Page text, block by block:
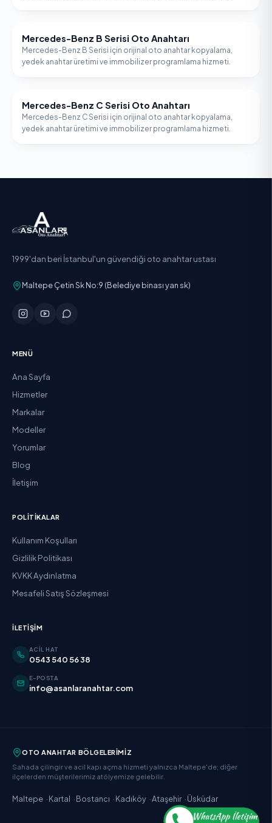
MERCEDES-BENZ
Mercedes-Benz B Serisi Oto Anahtarı
Mercedes-Benz B Serisi için orijinal oto anahtar kopyalama,
yedek anahtar üretimi ve immobilizer programlama hizmeti.
MERCEDES-BENZ
Mercedes-Benz C Serisi Oto Anahtarı
Mercedes-Benz C Serisi için orijinal oto anahtar kopyalama,
yedek anahtar üretimi ve immobilizer programlama hizmeti.
1999'dan beri İstanbul'un güvendiği oto anahtar ustası
Maltepe Çetin Sk No:9 (Belediye binası yan sk)
MENÜ
Ana Sayfa
Hizmetler
Markalar
Modeller
Yorumlar
Blog
İletişim
POLITIKALAR
Kullanım Koşulları
Gizlilik Politikası
KVKK Aydınlatma
Mesafeli Satış Sözleşmesi
İLETIŞIM
ACIL HAT
0543 540 56 38
E-POSTA
info@asanlaranahtar.com
OTO ANAHTAR BÖLGELERIMIZ
Sahada çilingir ve acil kapı açma hizmeti yalnızca Maltepe'de; diğer
ilçelerden müşterilerimiz atölyemize gelebilir.
Maltepe ·Kartal ·Bostancı ·Kadıköy ·Ataşehir ·Üsküdar